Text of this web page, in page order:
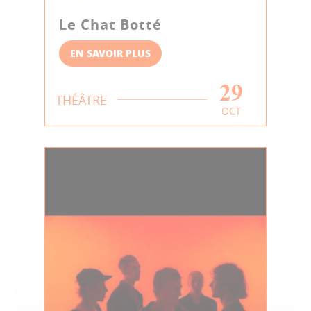
Le Chat Botté
EN SAVOIR PLUS
THÉÂTRE 29
OCT